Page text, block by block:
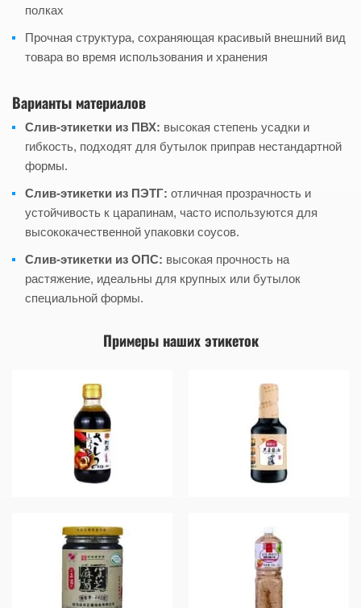
полках
Прочная структура, сохраняющая красивый внешний вид
товара во время использования и хранения
Варианты материалов
Слив-этикетки из ПВХ: высокая степень усадки и
гибкость, подходят для бутылок приправ нестандартной
формы.
Слив-этикетки из ПЭТГ: отличная прозрачность и
устойчивость к царапинам, часто используются для
высококачественной упаковки соусов.
Слив-этикетки из ОПС: высокая прочность на
растяжение, идеальны для крупных или бутылок
специальной формы.
Примеры наших этикеток